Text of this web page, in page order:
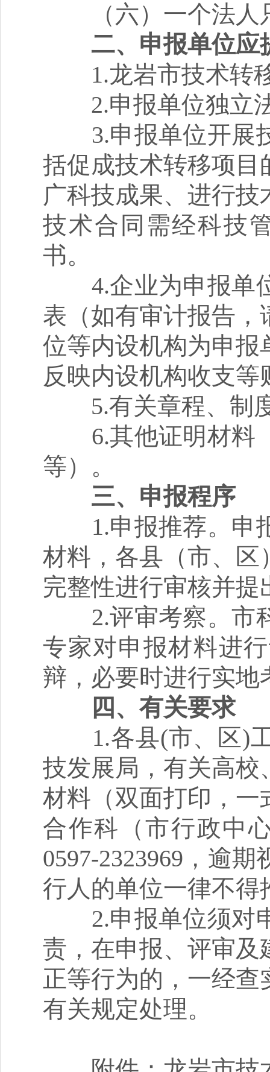
（六）一个法人
二、申报单位
1.龙岩市技术转
2.申报单位独立
3.申报单位开展技
括促成技术转移项目
广科技成果、进行
技术合同需经科技
书。
4.企业为申报单位
表（如有审计报告
位等内设机构为申报
反映内设机构收支
5.有关章程、制度
6.其他证明材料（
等）。
三、申报程序
1.申报推荐。申报
材料，各县（市、区
完整性进行审核并
2.评审考察。市科
专家对申报材料进
辩，必要时进行实
四、有关要求
1.各县(市、区)工
技发展局，有关高校
材料（双面打印，一
合作科（市行政中
0597-2323969，逾
行人的单位一律不
2.申报单位须对申
责，在申报、评审及
正等行为的，一经
有关规定处理。